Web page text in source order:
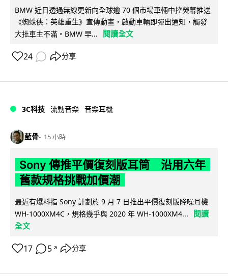
BMW 近日透過無線更新向全球逾 70 個市場車輛中控熒幕推送
《蜘蛛俠：英雄重生》宣傳動畫，啟動車輛即彈出通知，觸發
大批車主不滿。BMW 早...
閱讀全文
24 分享
3C科技 流動音樂 音樂耳機
藍骨 15 小時
Sony 傳推平價復刻版耳筒 沿用六年
舊款規格挑戰加價潮
最近有爆料指 Sony 計劃於 9 月 7 日推出平價復刻版降噪耳機
WH-1000XM4C，規格幾乎與 2020 年 WH-1000XM4...
閱讀
全文
17 5 ↗ 分享